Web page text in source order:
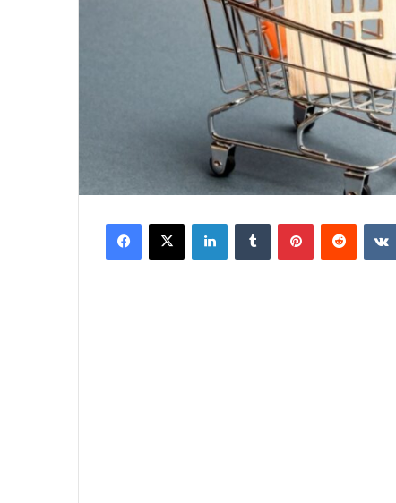
Facebook
X LinkedInTumblr PinterestReddit